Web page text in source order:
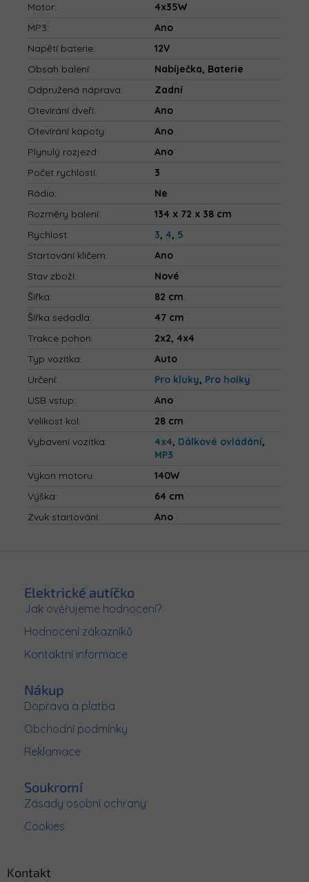
Motor:
4x35W
MP3:
Ano
Napětí baterie:
12V
Obsah balení:
Nabíječka, Baterie
Odpružená náprava:
Zadní
Otevírání dveří:
Ano
Otevírání kapoty:
Ano
Plynulý rozjezd:
Ano
Počet rychlostí:
3
Rádio:
Ne
Rozměry balení:
134 x 72 x 38 cm
Rychlost: 3, 4, 5
Startování klíčem:
Ano
Stav zboží:
Nové
Šířka:
82 cm
Šířka sedadla:
47 cm
Trakce pohon:
2x2, 4x4
Typ vozítka:
Auto
Určení: Pro kluky, Pro holky
USB vstup:
Ano
Velikost kol:
28 cm
Vybavení vozítka: 4x4, Dálkové ovládání,
MP3
Výkon motoru:
140W
Výška:
64 cm
Zvuk startování: Ano
Elektrické autíčko
Jak ověřujeme hodnocení?
Hodnocení zákazníků
Kontaktní informace
Nákup
Doprava a platba
Obchodní podmínky
Reklamace
Soukromí
Zásady osobní ochrany
Cookies
Kontakt